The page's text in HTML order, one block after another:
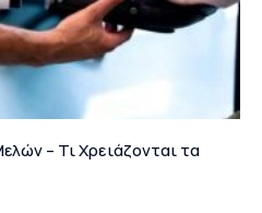
– Τι Χρειάζονται τα